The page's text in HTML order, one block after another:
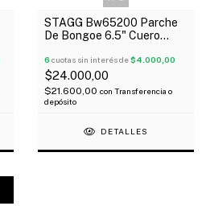
STAGG Bw65200 Parche
De Bongoe 6.5" Cuero
6 cuotas sin interés de$4.000,00
$24.000,00
$21.600,00 con Transferencia o
depósito
DETALLES